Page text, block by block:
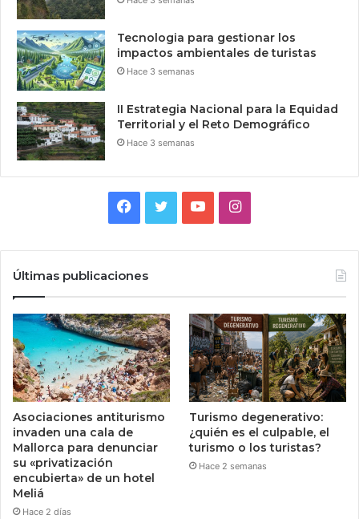
Tecnologia para gestionar los
impactos ambientales de turistas
Hace 3 semanas
II Estrategia Nacional para la Equidad
Territorial y el Reto Demográfico
Hace 3 semanas
Facebook
TwitterYouTubeInstagram
Últimas publicaciones
Asociaciones antiturismo
invaden una cala de
Mallorca para denunciar
su «privatización
encubierta» de un hotel
Meliá
Hace 2 días
Turismo degenerativo:
¿quién es el culpable, el
turismo o los turistas?
Hace 2 semanas